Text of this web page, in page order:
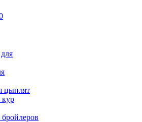
цыплят
кур